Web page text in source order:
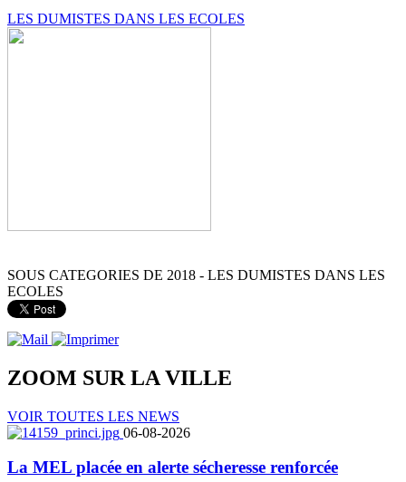
LES DUMISTES DANS LES ECOLES
SOUS CATEGORIES DE 2018 - LES DUMISTES DANS LES
ECOLES
ZOOM SUR LA VILLE
VOIR TOUTES LES NEWS
06-08-2026
La MEL placée en alerte sécheresse renforcée